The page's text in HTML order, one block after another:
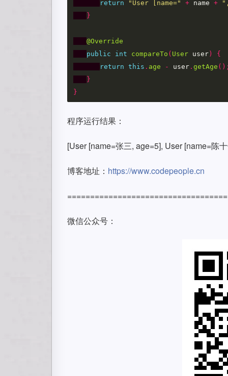
return "User [name=" + name +
}
@Override
public
int compareTo ( User user )
{
return this . age - user . getAge
}
}
程序运行结果：
[User [name=张三, age=5], User [name=陈
博客地址： https://www.codepeople.cn
微信公众号：